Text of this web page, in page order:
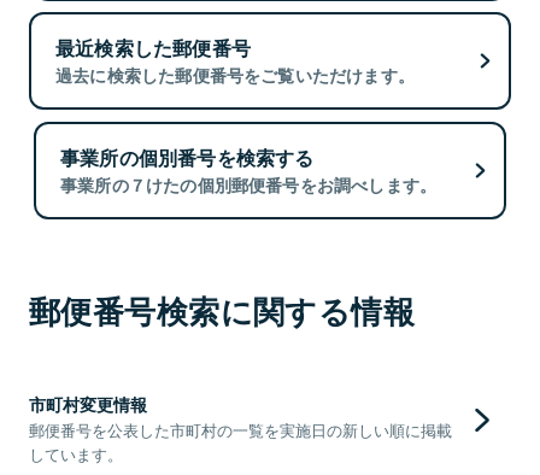
最近検索した郵便番号
過去に検索した郵便番号をご覧いただけます。
事業所の個別番号を検索する
事業所の７けたの個別郵便番号をお調べします。
郵便番号検索に関する情報
市町村変更情報
郵便番号を公表した市町村の一覧を実施日の新しい順に掲載
しています。